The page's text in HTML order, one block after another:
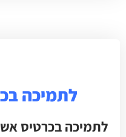
לתמיכה
לתמיכה בכרטיס